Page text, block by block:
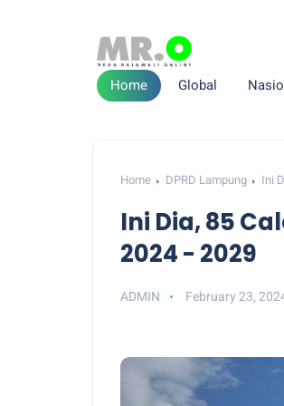
Home Global
Home DPRD Lampung Ini
Ini Dia, 85
2024 - 2029
ADMIN February 23,